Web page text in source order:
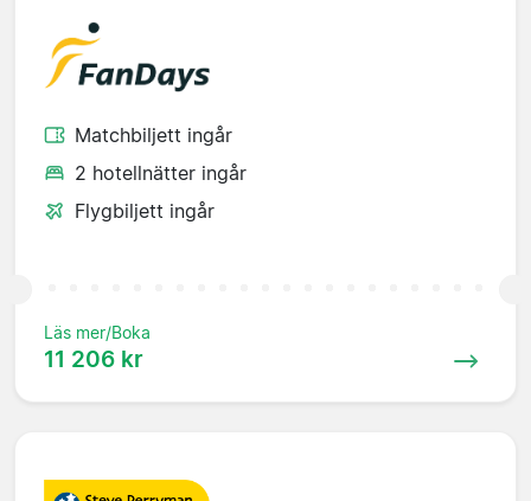
Matchbiljett ingår
2 hotellnätter ingår
Flygbiljett ingår
Läs mer/Boka
11 206 kr